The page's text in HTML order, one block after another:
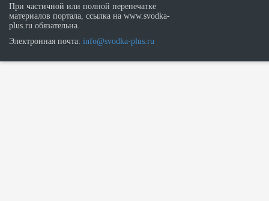
При частичной или полной перепечатке
материалов портала, ссылка на www.svodka-
plus.ru обязательна.
Электронная почта: info@svodka-plus.ru